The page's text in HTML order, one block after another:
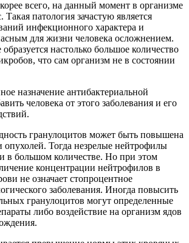
всего, на данный момент в организме
Такая патология зачастую является
инфекционного характера и
для жизни человека осложнением.
настолько большое количество
что сам организм не в состоянии
назначение антибактериальной
человека от этого заболевания и его
гранулоцитов может быть повышена
Тогда незрелые нейтрофилы
в большом количестве. Но при этом
концентрации нейтрофилов в
не означает стопроцентное
заболевания. Иногда повысить
гранулоцитов могут определенные
либо воздействие на организм ядов